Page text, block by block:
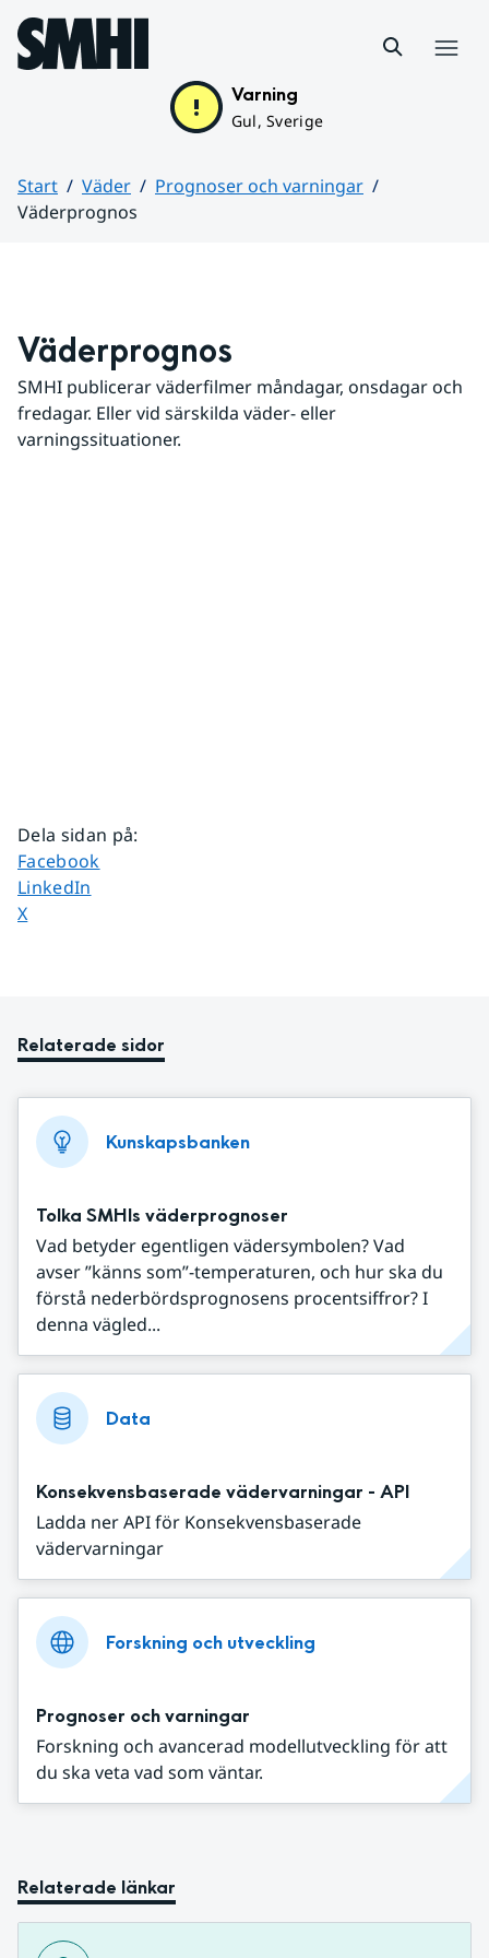
Hoppa till sidans innehåll
Varning
Gul, Sverige
Start Väder
Prognoser och varningar
Väderprognos
Väderprognos
SMHI publicerar väderfilmer måndagar, onsdagar och
fredagar. Eller vid särskilda väder- eller
varningssituationer.
Dela sidan på:
Dela sidan på
Facebook
Dela sidan på
LinkedIn
Dela sidan på
X
Relaterade sidor
Kunskapsbanken
Tolka SMHIs väderprognoser
Vad betyder egentligen vädersymbolen? Vad
avser ”känns som”-temperaturen, och hur ska du
förstå nederbördsprognosens procentsiffror? I
denna vägled...
Data
Konsekvensbaserade vädervarningar - API
Ladda ner API för Konsekvensbaserade
vädervarningar
Forskning och utveckling
Prognoser och varningar
Forskning och avancerad modellutveckling för att
du ska veta vad som väntar.
Relaterade länkar